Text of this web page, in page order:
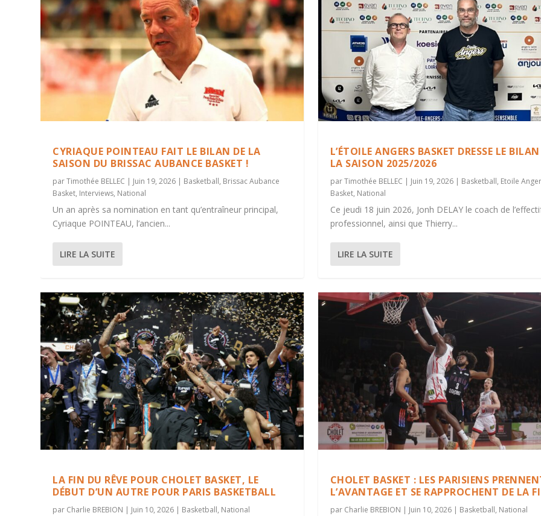
CYRIAQUE POINTEAU FAIT LE BILAN DE LA
SAISON DU BRISSAC AUBANCE BASKET !
parTimothée BELLEC | Juin 19, 2026 | Basketball, Brissac Aubance
Basket, Interviews, National
Un an après sa nomination en tant qu’entraîneur principal,
Cyriaque POINTEAU, l’ancien...
LIRE LA SUITE
LA FIN DU RÊVE POUR CHOLET BASKET, LE
DÉBUT D’UN AUTRE POUR PARIS BASKETBALL
par Charlie BREBION | Juin 10, 2026 | Basketball, National
L’ÉTOILE ANGERS BASKET DRESSE LE
LA SAISON 2025/2026
parTimothée BELLEC | Juin 19, 2026| Basketball, Etoile
Basket, National
Ce jeudi 18 juin 2026, Jonh DELAY le coach de
professionnel, ainsi que Thierry...
LIRE LA SUITE
CHOLET BASKET : LES PARISIENS
L’AVANTAGE ET SE RAPPROCHENT DE LA
par Charlie BREBION | Juin 10, 2026| Basketball, National